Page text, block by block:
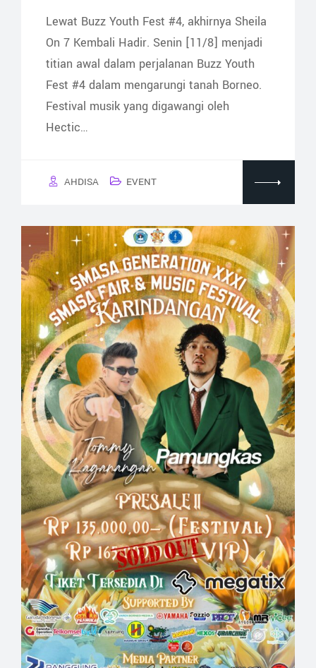
Lewat Buzz Youth Fest #4, akhirnya Sheila
On 7 Kembali Hadir. Senin [11/8] menjadi
titian awal dalam perjalanan Buzz Youth
Fest #4 dalam mengarungi tanah Borneo.
Festival musik yang digawangi oleh
Hectic…
AHDISA EVENT